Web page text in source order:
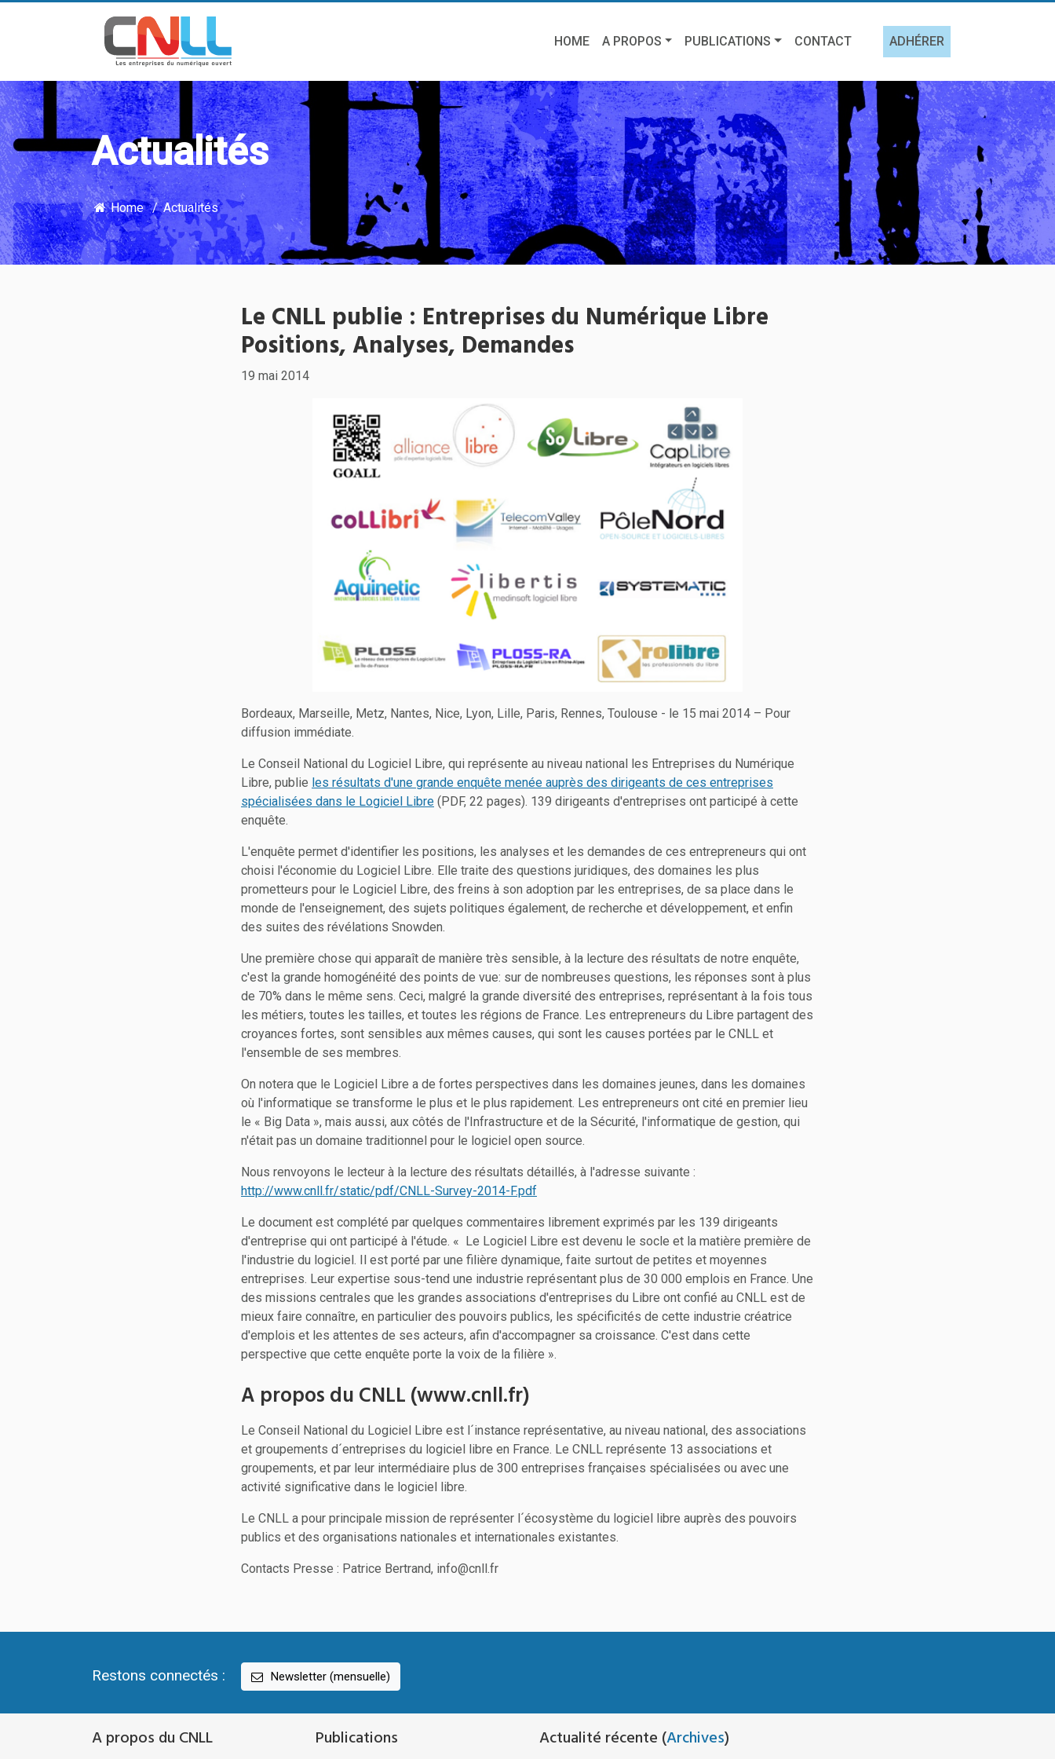
HOME A PROPOS PUBLICATIONS CONTACT ADHÉRER
Actualités
Home Actualités
Le CNLL publie : Entreprises du Numérique Libre
Positions, Analyses, Demandes
19 mai 2014
Bordeaux, Marseille, Metz, Nantes, Nice, Lyon, Lille, Paris, Rennes, Toulouse - le 15 mai 2014 – Pour
diffusion immédiate.
Le Conseil National du Logiciel Libre, qui représente au niveau national les Entreprises du Numérique
Libre, publie les résultats d'une grande enquête menée auprès des dirigeants de ces entreprises
spécialisées dans le Logiciel Libre (PDF, 22 pages). 139 dirigeants d'entreprises ont participé à cette
enquête.
L'enquête permet d'identifier les positions, les analyses et les demandes de ces entrepreneurs qui ont
choisi l'économie du Logiciel Libre. Elle traite des questions juridiques, des domaines les plus
prometteurs pour le Logiciel Libre, des freins à son adoption par les entreprises, de sa place dans le
monde de l'enseignement, des sujets politiques également, de recherche et développement, et enfin
des suites des révélations Snowden.
Une première chose qui apparaît de manière très sensible, à la lecture des résultats de notre enquête,
c'est la grande homogénéité des points de vue: sur de nombreuses questions, les réponses sont à plus
de 70% dans le même sens. Ceci, malgré la grande diversité des entreprises, représentant à la fois tous
les métiers, toutes les tailles, et toutes les régions de France. Les entrepreneurs du Libre partagent des
croyances fortes, sont sensibles aux mêmes causes, qui sont les causes portées par le CNLL et
l'ensemble de ses membres.
On notera que le Logiciel Libre a de fortes perspectives dans les domaines jeunes, dans les domaines
où l'informatique se transforme le plus et le plus rapidement. Les entrepreneurs ont cité en premier lieu
le « Big Data », mais aussi, aux côtés de l'Infrastructure et de la Sécurité, l'informatique de gestion, qui
n'était pas un domaine traditionnel pour le logiciel open source.
Nous renvoyons le lecteur à la lecture des résultats détaillés, à l'adresse suivante :
http://www.cnll.fr/static/pdf/CNLL-Survey-2014-F.pdf
Le document est complété par quelques commentaires librement exprimés par les 139 dirigeants
d'entreprise qui ont participé à l'étude. « Le Logiciel Libre est devenu le socle et la matière première de
l'industrie du logiciel. Il est porté par une filière dynamique, faite surtout de petites et moyennes
entreprises. Leur expertise sous-tend une industrie représentant plus de 30 000 emplois en France. Une
des missions centrales que les grandes associations d'entreprises du Libre ont confié au CNLL est de
mieux faire connaître, en particulier des pouvoirs publics, les spécificités de cette industrie créatrice
d'emplois et les attentes de ses acteurs, afin d'accompagner sa croissance. C'est dans cette
perspective que cette enquête porte la voix de la filière ».
A propos du CNLL (www.cnll.fr)
Le Conseil National du Logiciel Libre est l´instance représentative, au niveau national, des associations
et groupements d´entreprises du logiciel libre en France. Le CNLL représente 13 associations et
groupements, et par leur intermédiaire plus de 300 entreprises françaises spécialisées ou avec une
activité significative dans le logiciel libre.
Le CNLL a pour principale mission de représenter l´écosystème du logiciel libre auprès des pouvoirs
publics et des organisations nationales et internationales existantes.
Contacts Presse : Patrice Bertrand, info@cnll.fr
Restons connectés : Newsletter (mensuelle)
A propos du CNLL Publications Actualité récente (Archives)